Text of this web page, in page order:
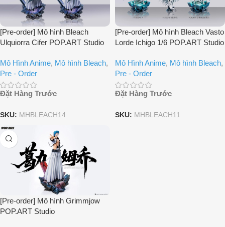
[Pre-order] Mô hình Bleach
Ulquiorra Cifer POP.ART Studio
Mô Hình Anime, Mô hình Bleach,
Pre - Order
Đặt Hàng Trước
SKU: MHBLEACH14
[Pre-order] Mô hình Bleach Vasto
Lorde Ichigo 1/6 POP.ART Studio
Mô Hình Anime, Mô hình Bleach,
Pre - Order
Đặt Hàng Trước
SKU: MHBLEACH11
[Pre-order] Mô hình Grimmjow
POP.ART Studio